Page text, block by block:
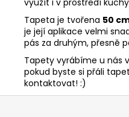
využít i v prostředí
Tapeta je tvořena 50
je její aplikace velmi
pás za druhým, přesně
Tapety vyrábíme u nás
pokud byste si přáli
kontaktovat! :)
F